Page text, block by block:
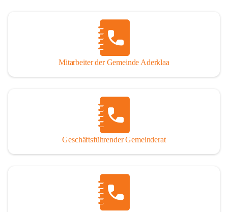
Mitarbeiter der Gemeinde Aderklaa
Geschäftsführender Gemeinderat